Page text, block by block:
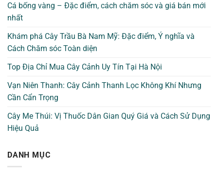
Cá bống vàng – Đặc điểm, cách chăm sóc và giá bán mới
nhất
Khám phá Cây Trầu Bà Nam Mỹ: Đặc điểm, Ý nghĩa và
Cách Chăm sóc Toàn diện
Top Địa Chỉ Mua Cây Cảnh Uy Tín Tại Hà Nội
Vạn Niên Thanh: Cây Cảnh Thanh Lọc Không Khí Nhưng
Cần Cẩn Trọng
Cây Me Thúi: Vị Thuốc Dân Gian Quý Giá và Cách Sử Dụng
Hiệu Quả
DANH MỤC